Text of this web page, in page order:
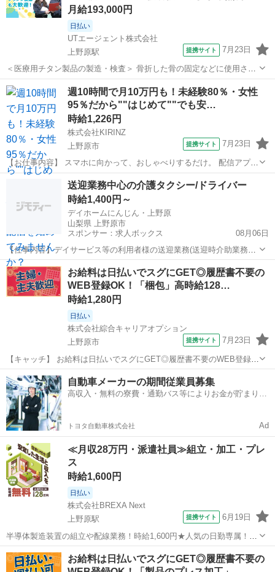
月給193,000円
日払い
UTエージェント株式会社
上野原駅
提携サイト 7月23日
＜医療用チタン製品の製造・検査＞ 骨折した骨の固定などに使用され
る、チタンなどの金属製の 整形外科用インプラント製品（骨接合材）
を製造しています。 ＜具体的には…＞ ◆設備へのセット作業 ◆オペ
レーター作業 ◆完成品の検...
山梨 上野原市 上野原駅 工場
週10時間で月10万円も！未経験80％・女性
95％だから""はじめて""でも安…
時給1,226円
株式会社KIRINZ
上野原市
提携サイト 7月23日
【お仕事内容】 スマホに向かって、おしゃべりするだけ。 配信アプリ
（17LIVE／Pococha／IRIAM など）でライブ配信するお仕事です。
——————————— 配信内容はぜんぶ自由
——————————— ・今日...
上野原市 イベントスタッフ
送迎業務中心の介護タクシー/ドライバー
時給1,400円～
デイホームにんじん・上野原
山梨県 上野原市
スポンサー：求人ボックス
08月06日
【仕事内容】デイサービス等の利用者様の送迎業務(送迎時介助業務あ
り) ワゴン車(ハイエース・キャラバン)または普通自動車を運転してい
ただきます 雇用期間の定めあり:6ヶ月(原則更新) 異動・転勤・勤務時
間変更あり(但し、年1回の職...
アルバイト・パート
お給料は日払いでスグにGET◎履歴書不要の
WEB登録OK！「梱包」高時給128…
時給1,280円
日払い
株式会社綜合キャリアオプション
上野原市
提携サイト 7月23日
【キャッチ】 お給料は日払いでスグにGET◎履歴書不要のWEB登録
OK！「梱包」高時給1280円！上野原周辺！20代～40代のスタッフが
多数活躍中★ 【コメント】 ＼大手人材派遣会社で働きませんか♪／
「新しい職場は不安...
山梨 上野原市 仕分け
自動車メーカーの期間従業員募集
高収入・無料の寮費・通勤バス等によりお金が貯まりや
トヨタ自動車株式会社 Ad
≪月収28万円・派遣社員≫組立・加工・プレ
ス
時給1,600円
日払い
株式会社BREXA Next
上野原駅
提携サイト 6月19日
半導体製造装置の組立や配線業務！時給1,600円★人気の日勤専属！ク
リーンルーム内作業◎20代・30代の男性活躍中！作業着無償貸与！嬉
しい日払い制度あり◎《山梨県上野原市》 人気の工場のお仕事 ◇半導
山梨 上野原市 上野原駅
お給料は日払いでスグにGET◎履歴書不要の